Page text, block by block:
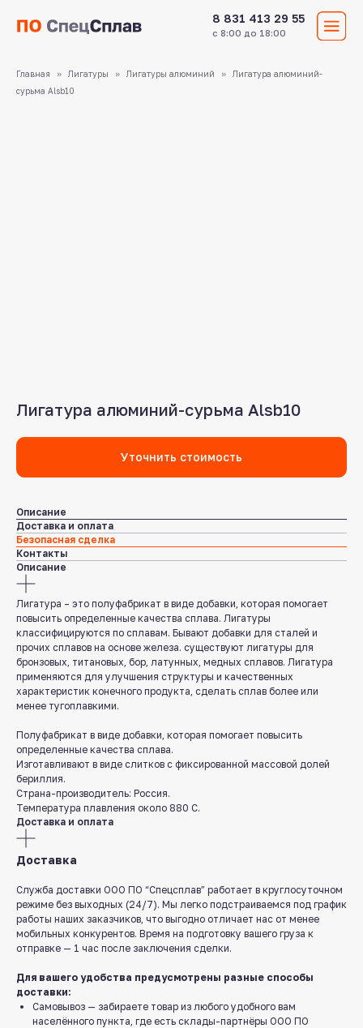
8 831 413 29 55
Главная Лигатуры Лигатуры алюминий
Лигатура алюминий-
сурьма Alsb10
Лигатура алюминий-сурьма Alsb10
Уточнить стоимость
Описание
Доставка и оплата
Безопасная сделка
Контакты
Описание
Лигатура – это полуфабрикат в виде добавки, которая помогает
повысить определенные качества сплава. Лигатуры
классифицируются по сплавам. Бывают добавки для сталей и
прочих сплавов на основе железа. существуют лигатуры для
бронзовых, титановых, бор, латунных, медных сплавов. Лигатура
применяются для улучшения структуры и качественных
характеристик конечного продукта, сделать сплав более или
менее тугоплавкими.
Полуфабрикат в виде добавки, которая помогает повысить
определенные качества сплава.
Изготавливают в виде слитков с фиксированной массовой долей
бериллия.
Страна-производитель: Россия.
Температура плавления около 880 С.
Доставка и оплата
Доставка
Служба доставки ООО ПО “Спецсплав” работает в круглосуточном
режиме без выходных (24/7). Мы легко подстраиваемся под график
работы наших заказчиков, что выгодно отличает нас от менее
мобильных конкурентов. Время на подготовку вашего груза к
отправке — 1 час после заключения сделки.
Для вашего удобства предусмотрены разные способы
доставки:
Самовывоз — забираете товар из любого удобного вам
населённого пункта, где есть склады-партнёры ООО ПО